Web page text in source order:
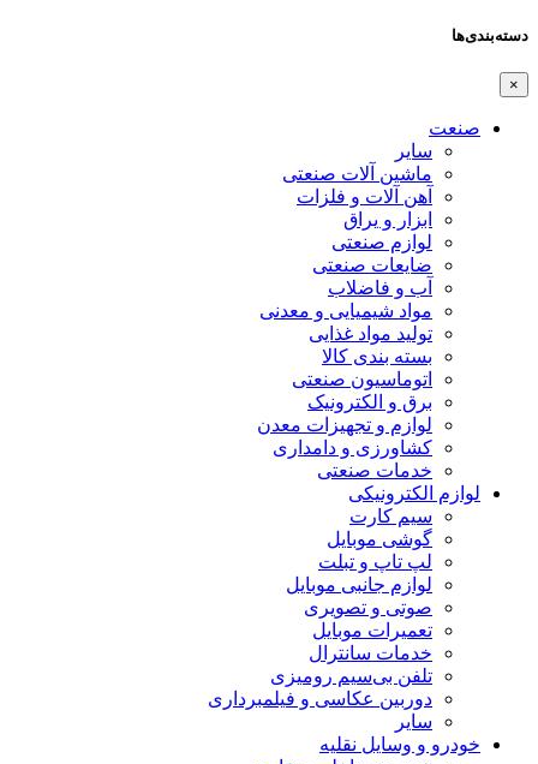
دسته‌بندی‌ها
×
صنعت
سایر
ماشین آلات صنعتی
آهن آلات و فلزات
ابزار و یراق
لوازم صنعتی
ضایعات صنعتی
آب و فاضلاب
مواد شیمیایی و معدنی
تولید مواد غذایی
بسته بندی کالا
اتوماسیون صنعتی
برق و الکترونیک
لوازم و تجهیزات معدن
کشاورزی و دامداری
خدمات صنعتی
لوازم الکترونیکی
سیم کارت
گوشی موبایل
لپ تاپ و تبلت
لوازم جانبی موبایل
صوتی و تصویری
تعمیرات موبایل
خدمات سانترال
تلفن بی‌سیم رومیزی
دوربین عکاسی و فیلمبرداری
سایر
خودرو و وسایل نقلیه